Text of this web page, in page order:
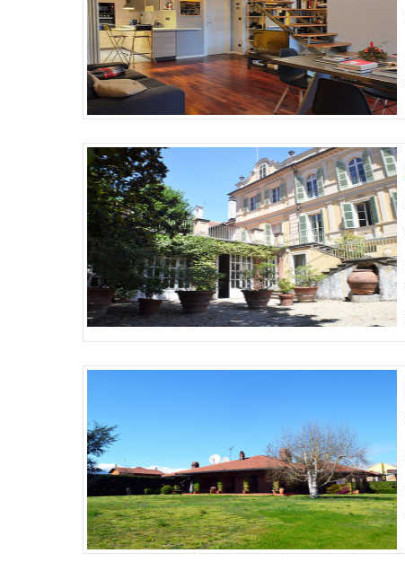
Più Dettagli
Più Dettagli
Più Dettagli